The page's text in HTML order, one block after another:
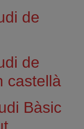
de
de
castellà
Bàsic